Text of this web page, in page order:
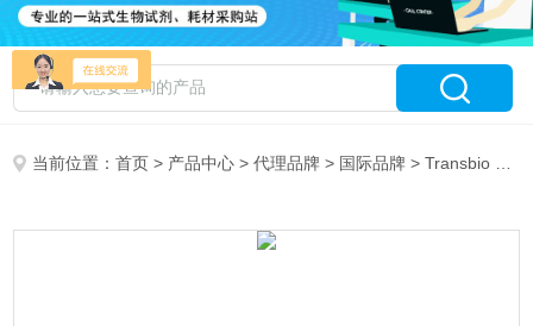
当前位置：首页 > 产品中心 >代理品牌 > 国际品牌 > Transbio Corporation 特约代理